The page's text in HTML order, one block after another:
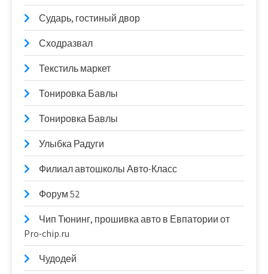
Сударь, гостиный двор
Сходразвал
Текстиль маркет
Тонировка Бавлы
Тонировка Бавлы
Улыбка Радуги
Филиал автошколы Авто-Класс
Форум 52
Чип Тюнинг, прошивка авто в Евпатории от
Pro-chip.ru
Чудодей